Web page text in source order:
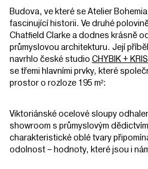
Budova, ve které se Atelier
fascinující historii. Ve druhé
Chatfield Clarke a dodnes krásně
průmyslovou architekturu. Její
navrhlo české studio CHYBIK +
se třemi hlavními prvky, které
prostor o rozloze 195 m²:
Viktoriánské ocelové sloupy
showroom s průmyslovým
charakteristické oblé tvary
odolnost – hodnoty, které jsou i